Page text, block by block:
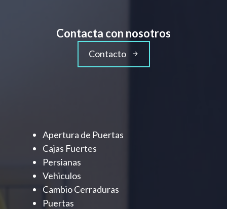
Contacta con nosotros
Contacto
Apertura de Puertas
Cajas Fuertes
Persianas
Vehiculos
Cambio Cerraduras
Puertas